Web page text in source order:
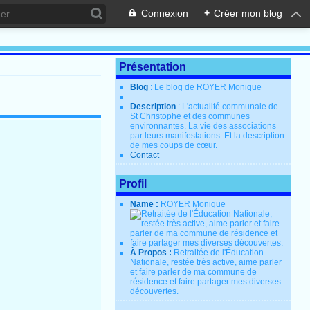
Connexion + Créer mon blog
Présentation
Blog : Le blog de ROYER Monique
Description : L'actualité communale de
St Christophe et des communes
environnantes. La vie des associations
par leurs manifestations. Et la description
de mes coups de cœur.
Contact
Profil
Name : ROYER Monique
À Propos : Retraitée de l'Éducation
Nationale, restée très active, aime parler
et faire parler de ma commune de
résidence et faire partager mes diverses
découvertes.